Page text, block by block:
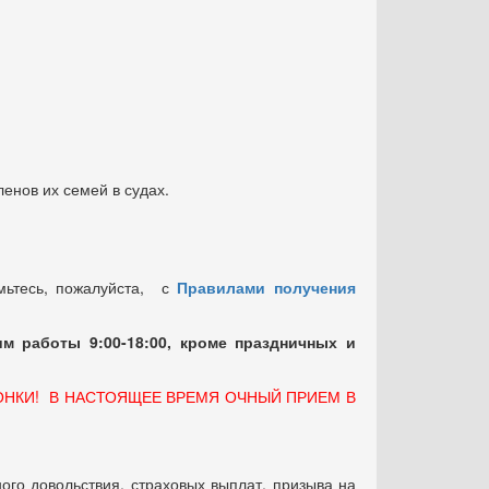
их семей в судах.
пожалуйста, с Правилами получения
работы 9:00-18:00, кроме праздничных и
В НАСТОЯЩЕЕ ВРЕМЯ ОЧНЫЙ ПРИЕМ В
довольствия, страховых выплат, призыва на